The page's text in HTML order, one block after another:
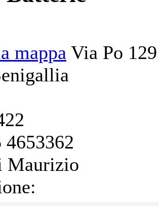
mappa Via Po 129
4653362
Maurizio